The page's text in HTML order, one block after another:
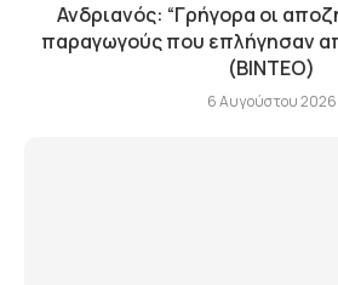
Ανδριανός: “Γρήγορα οι
παραγωγούς που επλήγησαν
(BINTEO)
6 Αυγούστου 2026